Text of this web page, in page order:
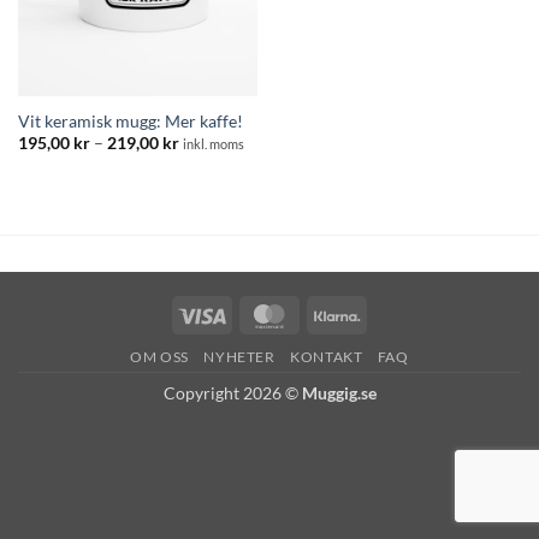
Vit keramisk mugg: Mer kaffe!
195,00 kr – 219,00 krPrisintervall:
inkl. moms
Visa MasterCard
OM OSS NYHETER KONTAKT FAQ
Copyright 2026 © Muggig.se